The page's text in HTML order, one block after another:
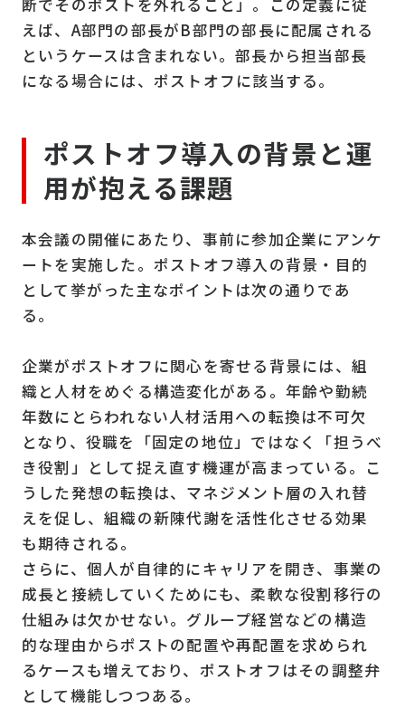
えば、A部門の部長がB部門の部長に配属される
というケースは含まれない。部長から担当部長
になる場合には、ポストオフに該当する。
ポストオフ導入の背景と運
用が抱える課題
本会議の開催にあたり、事前に参加企業にアンケ
ートを実施した。ポストオフ導入の背景・目的
として挙がった主なポイントは次の通りであ
る。
企業がポストオフに関心を寄せる背景には、組
織と人材をめぐる構造変化がある。年齢や勤続
年数にとらわれない人材活用への転換は不可欠
となり、役職を「固定の地位」ではなく「担うべ
き役割」として捉え直す機運が高まっている。こ
うした発想の転換は、マネジメント層の入れ替
えを促し、組織の新陳代謝を活性化させる効果
も期待される。
さらに、個人が自律的にキャリアを開き、事業の
成長と接続していくためにも、柔軟な役割移行の
仕組みは欠かせない。グループ経営などの構造
的な理由からポストの配置や再配置を求められ
るケースも増えており、ポストオフはその調整弁
として機能しつつある。